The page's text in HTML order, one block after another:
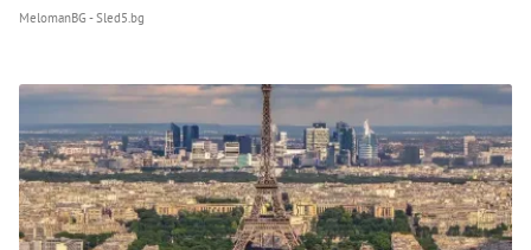
MelomanBG - Sled5.bg